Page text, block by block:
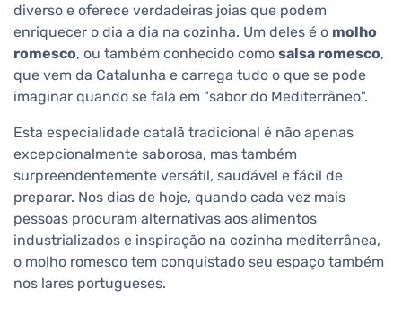
diverso e oferece verdadeiras joias que podem
enriquecer o dia a dia na cozinha. Um deles é o molho
romesco, ou também conhecido como salsa romesco,
que vem da Catalunha e carrega tudo o que se pode
imaginar quando se fala em "sabor do Mediterrâneo".
Esta especialidade catalã tradicional é não apenas
excepcionalmente saborosa, mas também
surpreendentemente versátil, saudável e fácil de
preparar. Nos dias de hoje, quando cada vez mais
pessoas procuram alternativas aos alimentos
industrializados e inspiração na cozinha mediterrânea,
o molho romesco tem conquistado seu espaço também
nos lares portugueses.